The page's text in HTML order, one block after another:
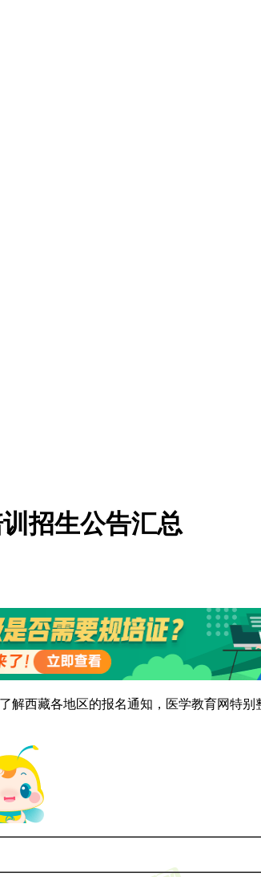
招生公告汇总
西藏各地区的报名通知，医学教育网特别